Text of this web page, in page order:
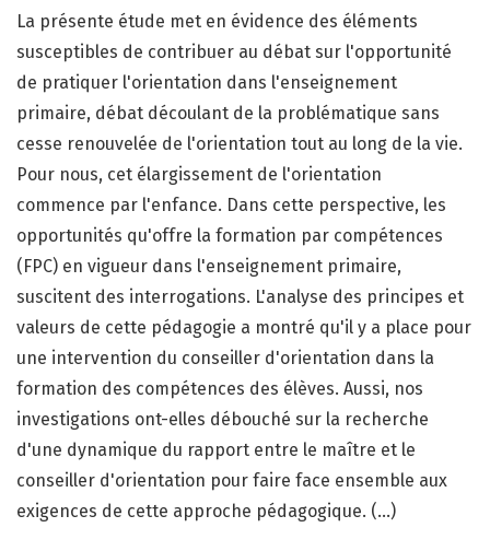
La présente étude met en évidence des éléments
susceptibles de contribuer au débat sur l'opportunité
de pratiquer l'orientation dans l'enseignement
primaire, débat découlant de la problématique sans
cesse renouvelée de l'orientation tout au long de la vie.
Pour nous, cet élargissement de l'orientation
commence par l'enfance. Dans cette perspective, les
opportunités qu'offre la formation par compétences
(FPC) en vigueur dans l'enseignement primaire,
suscitent des interrogations. L'analyse des principes et
valeurs de cette pédagogie a montré qu'il y a place pour
une intervention du conseiller d'orientation dans la
formation des compétences des élèves. Aussi, nos
investigations ont-elles débouché sur la recherche
d'une dynamique du rapport entre le maître et le
conseiller d'orientation pour faire face ensemble aux
exigences de cette approche pédagogique. (...)